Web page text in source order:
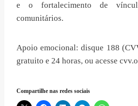
e o fortalecimento de
comunitários.
Apoio emocional: disque 188
gratuito e 24 horas, ou acesse
Compartilhe nas redes sociais